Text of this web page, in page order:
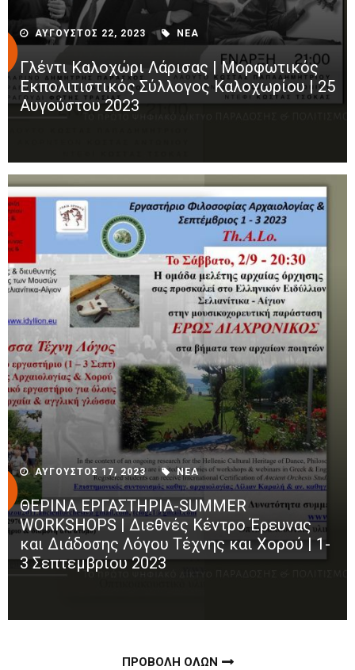
ΑΥΓΟΥΣΤΟΣ 22, 2023 ΝΕΑ
Γλέντι Καλοχώρι Λάρισας | Μορφωτικός
Εκπολιτιστικός Σύλλογος Καλοχωρίου | 25
Αυγούστου 2023
ΑΥΓΟΥΣΤΟΣ 17, 2023 ΝΕΑ
ΘΕΡΙΝΑ ΕΡΓΑΣΤΗΡΙΑ-SUMMER
WORKSHOPS | Διεθνές Κέντρο Έρευνας
και Διάδοσης Λόγου Τέχνης και Χορού | 1-
3 Σεπτεμβρίου 2023
ΠΡΟΒΟΛΗ ΟΛΩΝ